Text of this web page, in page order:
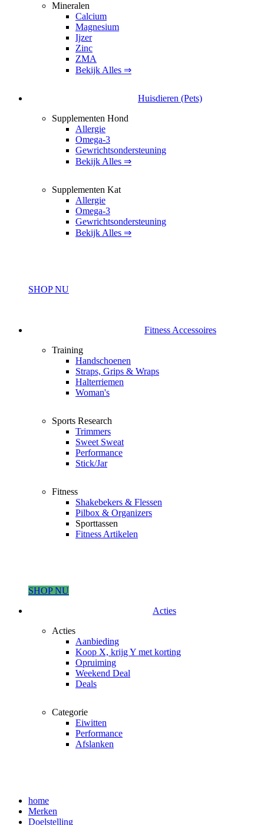
Mineralen
Calcium
Magnesium
Ijzer
Zinc
ZMA
Bekijk Alles ⇒
Huisdieren (Pets)
Supplementen Hond
Allergie
Omega-3
Gewrichtsondersteuning
Bekijk Alles ⇒
Supplementen Kat
Allergie
Omega-3
Gewrichtsondersteuning
Bekijk Alles ⇒
SHOP NU
Fitness Accessoires
Training
Handschoenen
Straps, Grips & Wraps
Halterriemen
Woman's
Sports Research
Trimmers
Sweet Sweat
Performance
Stick/Jar
Fitness
Shakebekers & Flessen
Pilbox & Organizers
Sporttassen
Fitness Artikelen
SHOP NU
Acties
Acties
Aanbieding
Koop X, krijg Y met korting
Opruiming
Weekend Deal
Deals
Categorie
Eiwitten
Performance
Afslanken
home
Merken
Doelstelling